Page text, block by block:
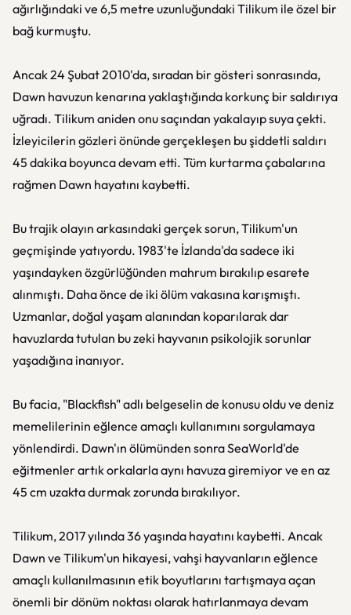
ağırlığındaki ve 6,5 metre uzunluğundaki Tilikum ile özel bir
bağ kurmuştu.
Ancak 24 Şubat 2010'da, sıradan bir gösteri sonrasında,
Dawn havuzun kenarına yaklaştığında korkunç bir saldırıya
uğradı. Tilikum aniden onu saçından yakalayıp suya çekti.
İzleyicilerin gözleri önünde gerçekleşen bu şiddetli saldırı
45 dakika boyunca devam etti. Tüm kurtarma çabalarına
rağmen Dawn hayatını kaybetti.
Bu trajik olayın arkasındaki gerçek sorun, Tilikum'un
geçmişinde yatıyordu. 1983'te İzlanda'da sadece iki
yaşındayken özgürlüğünden mahrum bırakılıp esarete
alınmıştı. Daha önce de iki ölüm vakasına karışmıştı.
Uzmanlar, doğal yaşam alanından koparılarak dar
havuzlarda tutulan bu zeki hayvanın psikolojik sorunlar
yaşadığına inanıyor.
Bu facia, "Blackfish" adlı belgeselin de konusu oldu ve deniz
memelilerinin eğlence amaçlı kullanımını sorgulamaya
yönlendirdi. Dawn'ın ölümünden sonra SeaWorld'de
eğitmenler artık orkalarla aynı havuza giremiyor ve en az
45 cm uzakta durmak zorunda bırakılıyor.
Tilikum, 2017 yılında 36 yaşında hayatını kaybetti. Ancak
Dawn ve Tilikum'un hikayesi, vahşi hayvanların eğlence
amaçlı kullanılmasının etik boyutlarını tartışmaya açan
önemli bir dönüm noktası olarak hatırlanmaya devam